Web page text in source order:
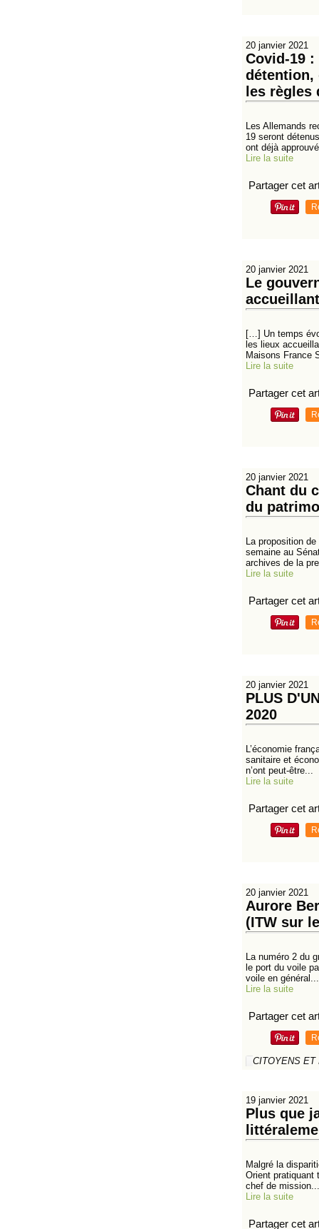
20 janvier 2021
Covid-19
détention,
les règles
Les Allemands
19 seront
ont déjà
Lire la suite
Partager cet
20 janvier 2021
Le
[…] Un temps
les lieux
Maisons France
Lire la suite
Partager cet
20 janvier 2021
Chant du
du
La proposition
semaine au
archives de la
Lire la suite
Partager cet
20 janvier 2021
PLUS
2020
L’économie
sanitaire et
n’ont peut-être...
Lire la suite
Partager cet
20 janvier 2021
Aurore
(ITW sur
La numéro 2 du
le port du voile
voile en général...
Lire la suite
Partager cet
CITOYENS ET
19 janvier 2021
Plus que
Malgré la
Orient pratiquant
chef de mission...
Lire la suite
Partager cet